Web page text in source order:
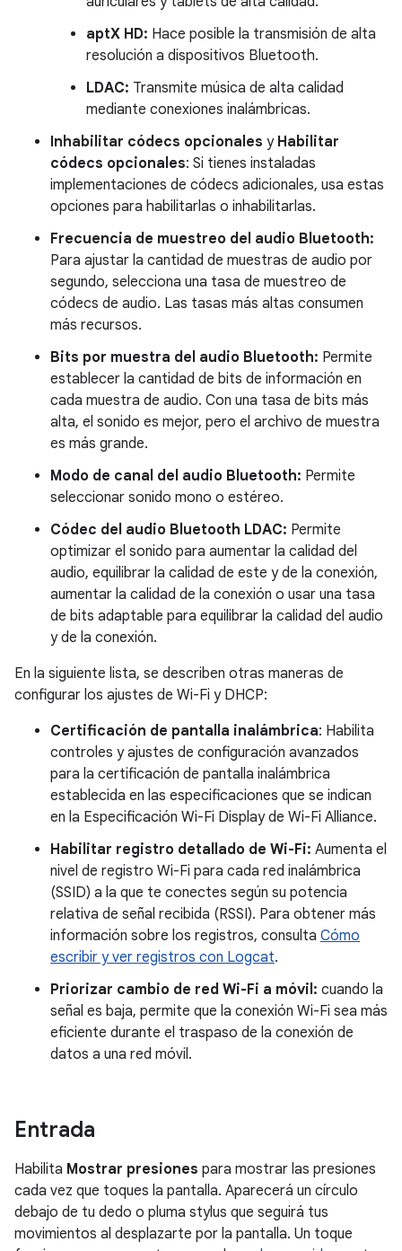
aptX HD: Hace posible la transmisión de alta
resolución a dispositivos Bluetooth.
LDAC: Transmite música de alta calidad
mediante conexiones inalámbricas.
Inhabilitar códecs opcionales y Habilitar
códecs opcionales: Si tienes instaladas
implementaciones de códecs adicionales, usa estas
opciones para habilitarlas o inhabilitarlas.
Frecuencia de muestreo del audio Bluetooth:
Para ajustar la cantidad de muestras de audio por
segundo, selecciona una tasa de muestreo de
códecs de audio. Las tasas más altas consumen
más recursos.
Bits por muestra del audio Bluetooth: Permite
establecer la cantidad de bits de información en
cada muestra de audio. Con una tasa de bits más
alta, el sonido es mejor, pero el archivo de muestra
es más grande.
Modo de canal del audio Bluetooth: Permite
seleccionar sonido mono o estéreo.
Códec del audio Bluetooth LDAC: Permite
optimizar el sonido para aumentar la calidad del
audio, equilibrar la calidad de este y de la conexión,
aumentar la calidad de la conexión o usar una tasa
de bits adaptable para equilibrar la calidad del audio
y de la conexión.
En la siguiente lista, se describen otras maneras de
configurar los ajustes de Wi-Fi y DHCP:
Certificación de pantalla inalámbrica: Habilita
controles y ajustes de configuración avanzados
para la certificación de pantalla inalámbrica
establecida en las especificaciones que se indican
en la Especificación Wi-Fi Display de Wi-Fi Alliance.
Habilitar registro detallado de Wi-Fi: Aumenta el
nivel de registro Wi-Fi para cada red inalámbrica
(SSID) a la que te conectes según su potencia
relativa de señal recibida (RSSI). Para obtener más
información sobre los registros, consulta Cómo
escribir y ver registros con Logcat.
Priorizar cambio de red Wi-Fi a móvil: cuando la
señal es baja, permite que la conexión Wi-Fi sea más
eficiente durante el traspaso de la conexión de
datos a una red móvil.
Entrada
Habilita Mostrar presiones para mostrar las presiones
cada vez que toques la pantalla. Aparecerá un círculo
debajo de tu dedo o pluma stylus que seguirá tus
movimientos al desplazarte por la pantalla. Un toque